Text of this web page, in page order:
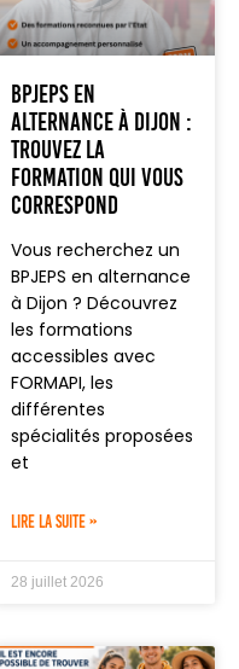
BPJEPS en
alternance à Dijon :
trouvez la
formation qui vous
correspond
Vous recherchez un
BPJEPS en alternance
à Dijon ? Découvrez
les formations
accessibles avec
FORMAPI, les
différentes
spécialités proposées
et
LIRE LA SUITE »
28 juillet 2026